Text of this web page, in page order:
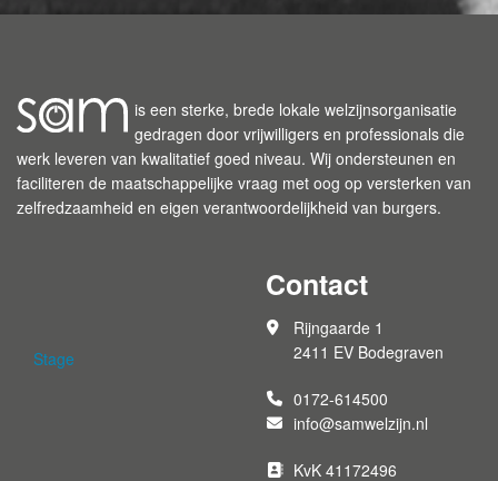
is een sterke, brede lokale welzijnsorganisatie
gedragen door vrijwilligers en professionals die
werk leveren van kwalitatief goed niveau. Wij ondersteunen en
faciliteren de maatschappelijke vraag met oog op versterken van
zelfredzaamheid en eigen verantwoordelijkheid van burgers.
Stage
Contact
Rijngaarde 1
2411 EV Bodegraven
0172-614500
info@samwelzijn.nl
KvK 41172496